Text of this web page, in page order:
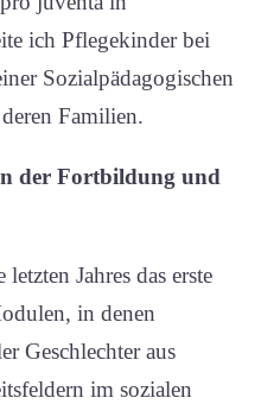
ich Pflegekinder bei
Sozialpädagogischen
Familien.
der Fortbildung und
Jahres das erste
in denen
Geschlechter aus
im sozialen